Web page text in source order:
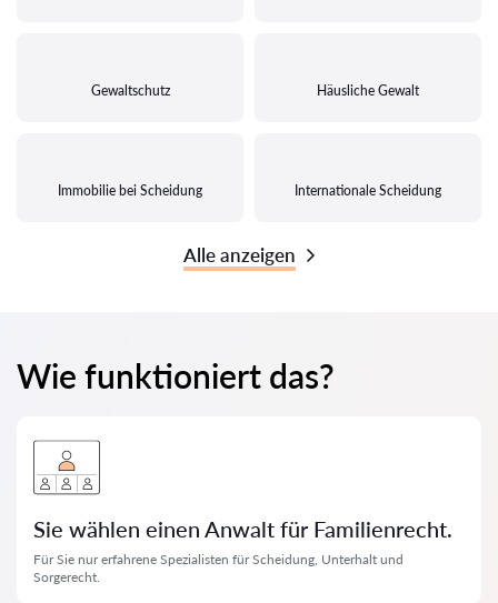
Gewaltschutz Häusliche Gewalt
Immobilie bei Scheidung Internationale Scheidung
Alle anzeigen
Wie funktioniert das?
Sie wählen einen Anwalt für Familienrecht.
Für Sie nur erfahrene Spezialisten für Scheidung, Unterhalt und
Sorgerecht.